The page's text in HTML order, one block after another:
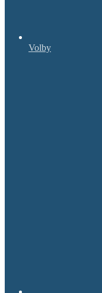
Volby